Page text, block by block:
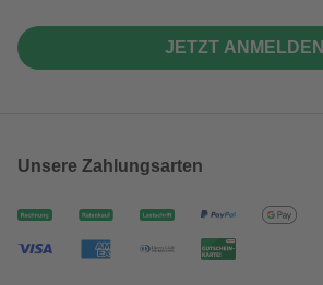
JETZT ANMELDEN
Unsere Zahlungsarten